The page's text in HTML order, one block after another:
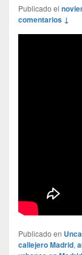
Publicado el
comentarios ↓
Publicado en
callejero Madrid,